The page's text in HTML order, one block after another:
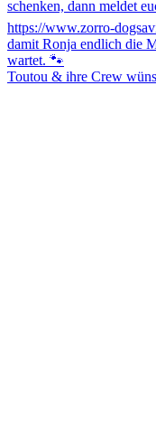
Toutou & ihre Crew